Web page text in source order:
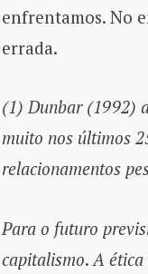
enfrentamos. No
errada.
(1) Dunbar (1992)
muito nos últimos
relacionamentos
Para o futuro
capitalismo. A ética